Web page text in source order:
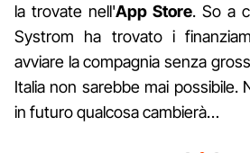
la trovate nell'App Store. So a
Systrom ha trovato i
avviare la compagnia senza
Italia non sarebbe mai possibile.
in futuro qualcosa cambierà…